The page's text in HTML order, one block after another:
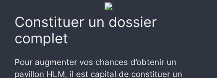
Constituer un dossier
complet
Pour augmenter vos chances d’obtenir un
pavillon HLM, il est capital de constituer un